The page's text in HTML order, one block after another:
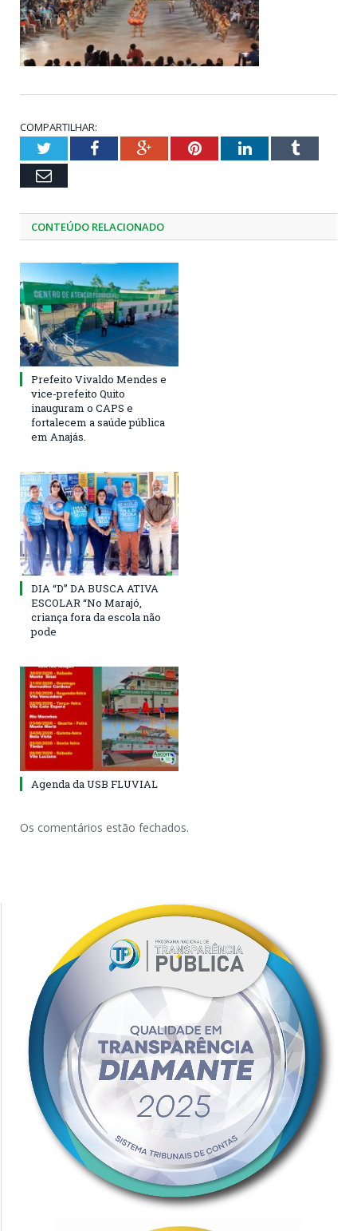
COMPARTILHAR:
TwitterFacebookGoogle+PinterestLinkedInTumblr
Email
CONTEÚDO RELACIONADO
Prefeito Vivaldo Mendes e
vice-prefeito Quito
inauguram o CAPS e
fortalecem a saúde pública
em Anajás.
DIA “D” DA BUSCA ATIVA
ESCOLAR “No Marajó,
criança fora da escola não
pode
Agenda da USB FLUVIAL
Os comentários estão fechados.